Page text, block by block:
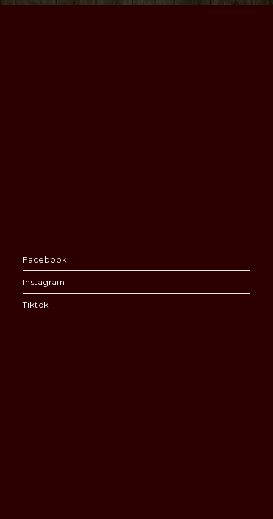
Facebook
Instagram
Tiktok